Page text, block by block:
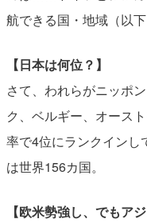
航できる国・地域（以
【日本は何位？】
さて、われらがニッポ
ク、ベルギー、オース
率で4位にランクインし
は世界156カ国。
【欧米勢強し、でもア